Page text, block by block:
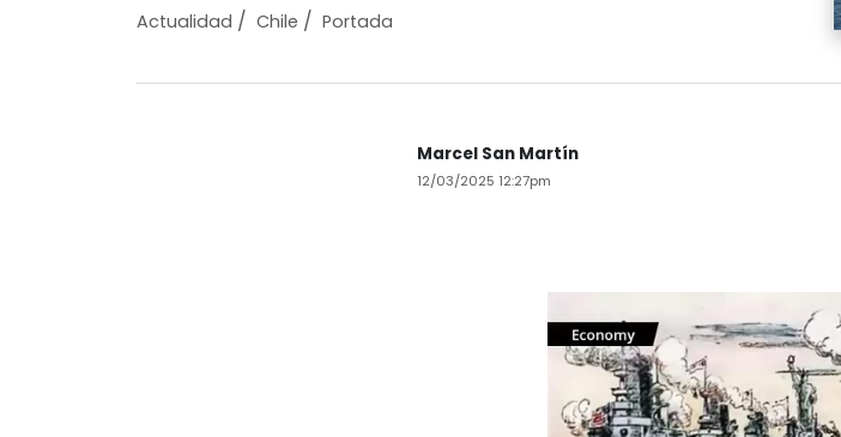
Actualidad / Chile / Portada
Marcel San Martín
12/03/2025 12:27pm